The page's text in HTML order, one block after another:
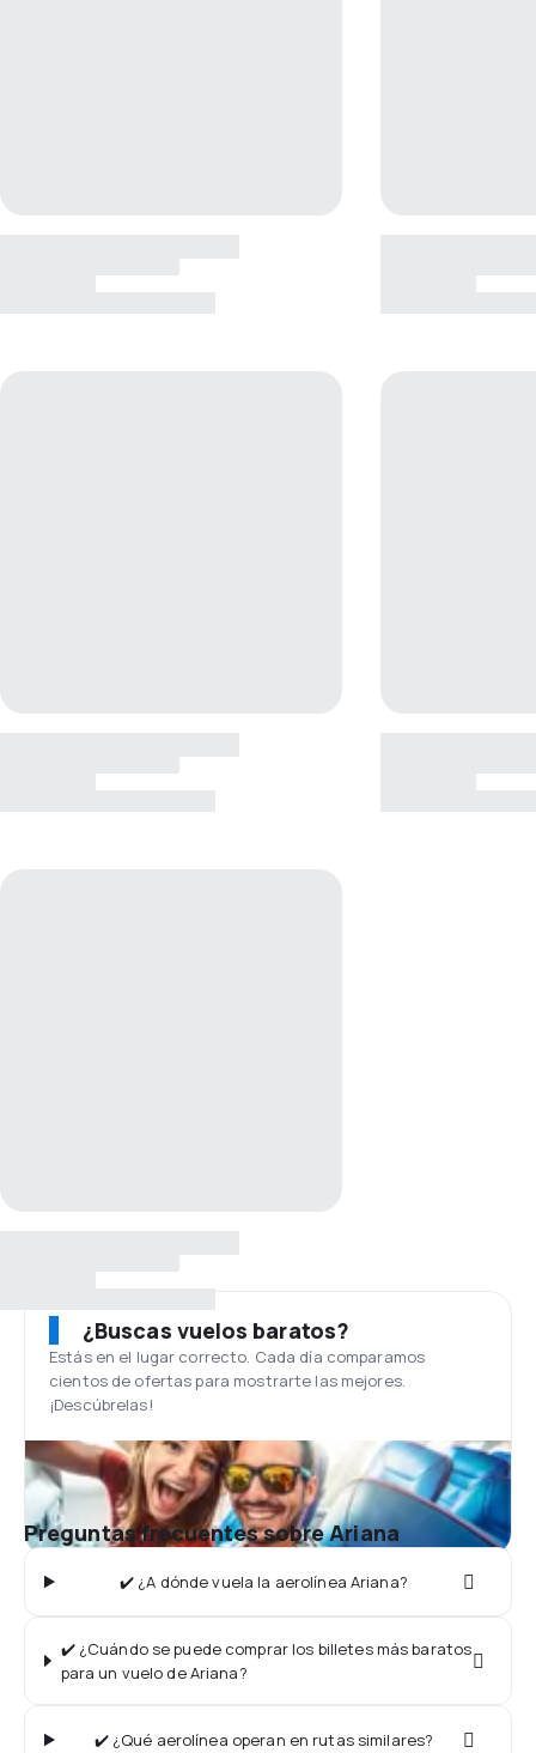
¿Buscas vuelos baratos?
Estás en el lugar correcto. Cada día comparamos
cientos de ofertas para mostrarte las mejores.
¡Descúbrelas!
Preguntas frecuentes sobre Ariana
✔️ ¿A dónde vuela la aerolínea Ariana?
✔️ ¿Cuándo se puede comprar los billetes más baratos
para un vuelo de Ariana?
✔️ ¿Qué aerolínea operan en rutas similares?